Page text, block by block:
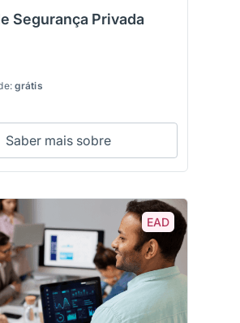
Segurança Privada
grátis
Saber mais sobre
EAD